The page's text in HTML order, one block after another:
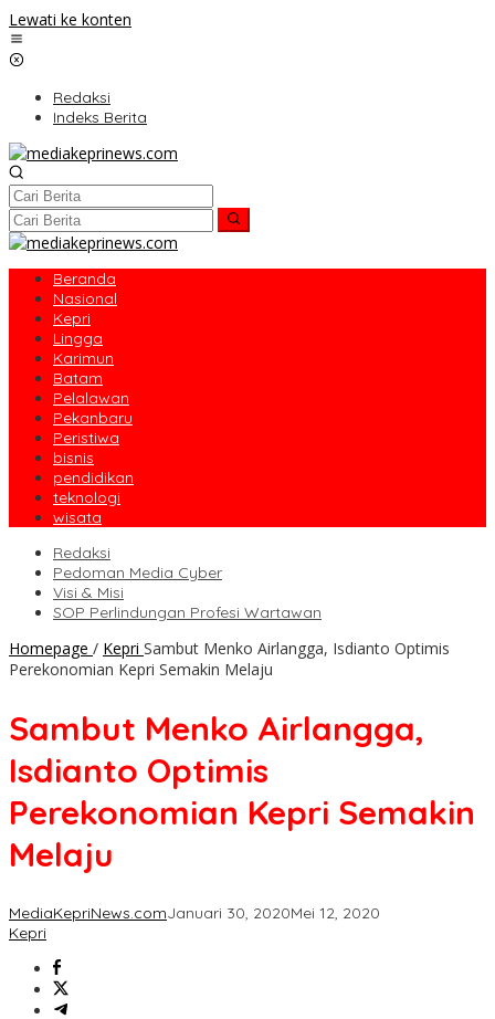
Lewati ke konten
Redaksi
Indeks Berita
Beranda
Nasional
Kepri
Lingga
Karimun
Batam
Pelalawan
Pekanbaru
Peristiwa
bisnis
pendidikan
teknologi
wisata
Redaksi
Pedoman Media Cyber
Visi & Misi
SOP Perlindungan Profesi Wartawan
Homepage / Kepri Sambut Menko Airlangga, Isdianto Optimis
Perekonomian Kepri Semakin Melaju
Sambut Menko Airlangga,
Isdianto Optimis
Perekonomian Kepri Semakin
Melaju
MediaKepriNews.comJanuari 30, 2020Mei 12, 2020
Kepri